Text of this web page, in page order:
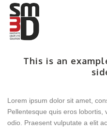
This is an
Lorem ipsum dolor sit amet,
Pellentesque quis eros lobortis,
odio. Praesent vulputate a elit